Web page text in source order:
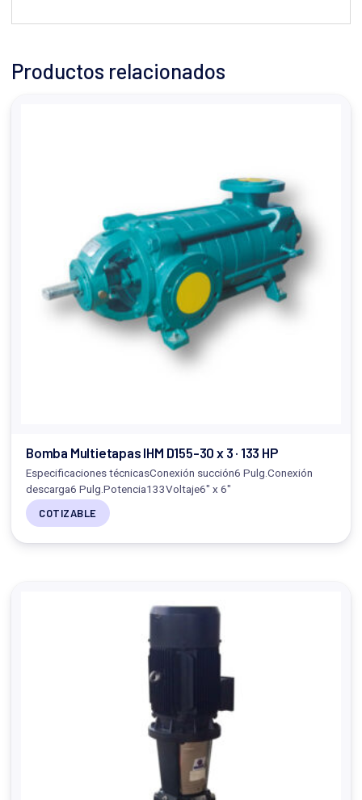
Productos relacionados
Bomba Multietapas IHM D155-30 x 3 · 133 HP
Especificaciones técnicasConexión succión6 Pulg.Conexión
descarga6 Pulg.Potencia133Voltaje6" x 6"
COTIZABLE